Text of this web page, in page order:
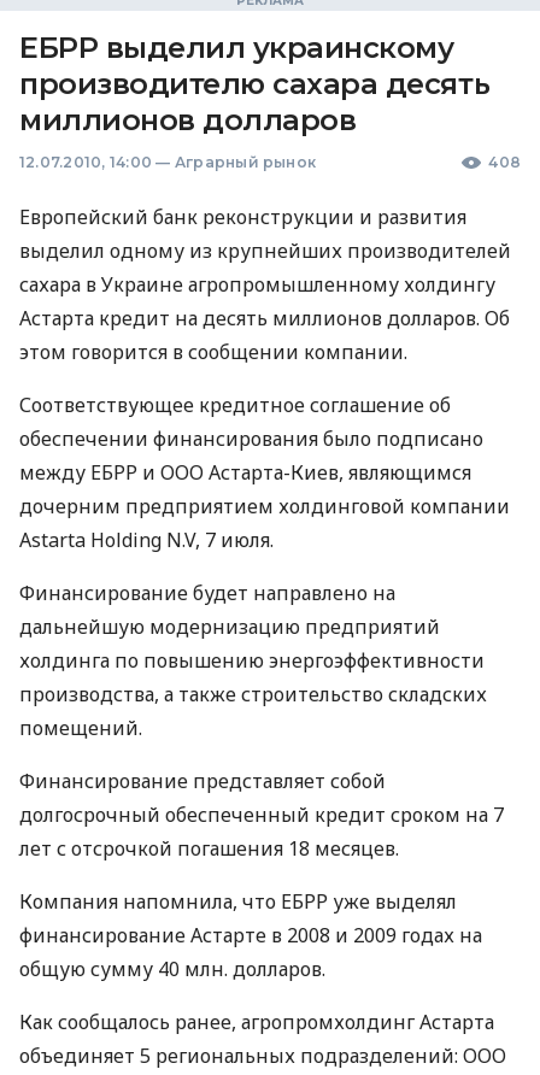
ЕБРР выделил украинскому
производителю сахара десять
миллионов долларов
12.07.2010, 14:00 — Аграрный рынок 408
Европейский банк реконструкции и развития
выделил одному из крупнейших производителей
сахара в Украине агропромышленному холдингу
Астарта кредит на десять миллионов долларов. Об
этом говорится в сообщении компании.
Соответствующее кредитное соглашение об
обеспечении финансирования было подписано
между ЕБРР и ООО Астарта-Киев, являющимся
дочерним предприятием холдинговой компании
Astarta Holding N.V, 7 июля.
Финансирование будет направлено на
дальнейшую модернизацию предприятий
холдинга по повышению энергоэффективности
производства, а также строительство складских
помещений.
Финансирование представляет собой
долгосрочный обеспеченный кредит сроком на 7
лет с отсрочкой погашения 18 месяцев.
Компания напомнила, что ЕБРР уже выделял
финансирование Астарте в 2008 и 2009 годах на
общую сумму 40 млн. долларов.
Как сообщалось ранее, агропромхолдинг Астарта
объединяет 5 региональных подразделений: ООО